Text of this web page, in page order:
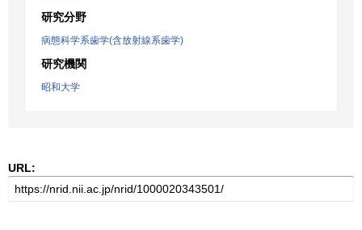
研究分野
病態科学系歯学(含放射線系歯学)
研究機関
昭和大学
URL: